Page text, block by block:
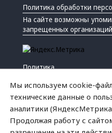
Политика обработки
На сайте возможны
запрещенных организаций
Политика
Мы используем cookie-
технические данные о
аналитики
Продолжая работу с